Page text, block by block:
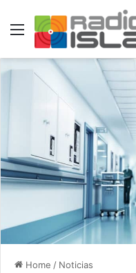
Menu
Home / Noticias